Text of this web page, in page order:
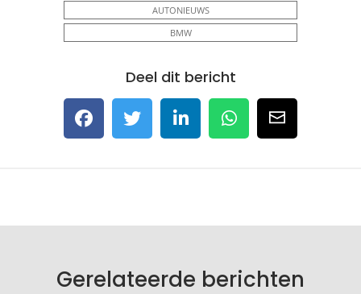
AUTONIEUWS
BMW
Deel dit bericht
Gerelateerde berichten